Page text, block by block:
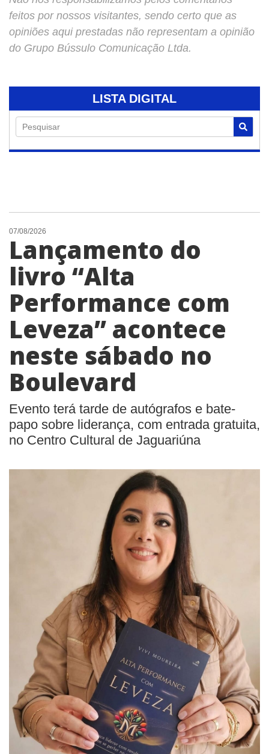
feitos por nossos visitantes, sendo certo que as
opiniões aqui prestadas não representam a opinião
do Grupo Bússulo Comunicação Ltda.
LISTA DIGITAL
Pesquisar
07/08/2026
Lançamento do
livro “Alta
Performance com
Leveza” acontece
neste sábado no
Boulevard
Evento terá tarde de autógrafos e bate-
papo sobre liderança, com entrada gratuita,
no Centro Cultural de Jaguariúna